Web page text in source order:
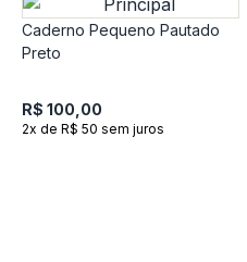
Caderno Pequeno Pautado
Preto
R$ 100,00
2x de R$ 50 sem juros